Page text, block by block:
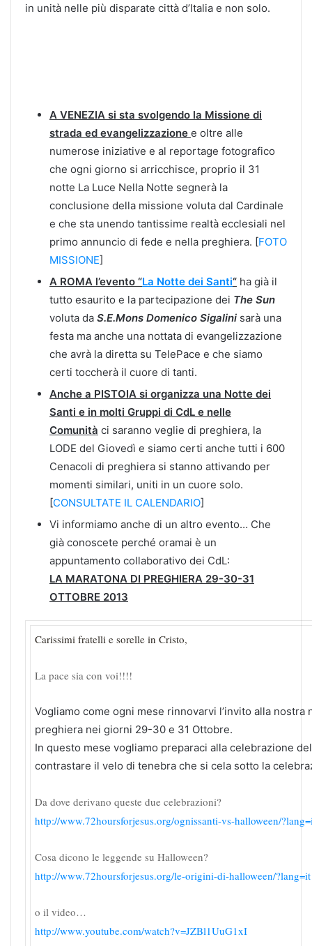
in unità nelle più disparate città d’Italia e non solo.
A VENEZIA si sta svolgendo la Missione di
strada ed evangelizzazione e oltre alle
numerose iniziative e al reportage fotografico
che ogni giorno si arricchisce, proprio il 31
notte La Luce Nella Notte segnerà la
conclusione della missione voluta dal Cardinale
e che sta unendo tantissime realtà ecclesiali nel
primo annuncio di fede e nella preghiera. [FOTO
MISSIONE]
A ROMA l’evento “La Notte dei Santi“ ha già il
tutto esaurito e la partecipazione dei The Sun
voluta da S.E.Mons Domenico Sigalini sarà una
festa ma anche una nottata di evangelizzazione
che avrà la diretta su TelePace e che siamo
certi toccherà il cuore di tanti.
Anche a PISTOIA si organizza una Notte dei
Santi e in molti Gruppi di CdL e nelle
Comunità ci saranno veglie di preghiera, la
LODE del Giovedì e siamo certi anche tutti i 600
Cenacoli di preghiera si stanno attivando per
momenti similari, uniti in un cuore solo.
[CONSULTATE IL CALENDARIO]
Vi informiamo anche di un altro evento… Che
già conoscete perché oramai è un
appuntamento collaborativo dei CdL:
LA MARATONA DI PREGHIERA 29-30-31
OTTOBRE 2013
Carissimi fratelli e sorelle in Cristo,
La pace sia con voi!!!!
Vogliamo come ogni mese rinnovarvi l’invito alla nostra
preghiera nei giorni 29-30 e 31 Ottobre.
In questo mese vogliamo preparaci alla celebrazione
contrastare il velo di tenebra che si cela sotto la
Da dove derivano queste due celebrazioni?
http://www.72hoursforjesus.org/ognissanti-vs-halloween/
Cosa dicono le leggende su Halloween?
http://www.72hoursforjesus.org/le-origini-di-halloween/
o il video…
http://www.youtube.com/watch?v=JZBl1UuG1xI